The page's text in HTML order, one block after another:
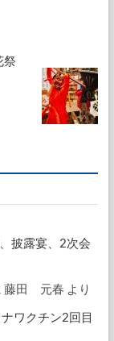
祭
披露宴、2次会
藤田 元春 より
ワクチン2回目